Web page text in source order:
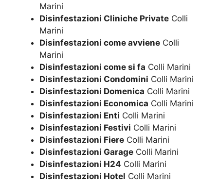
Marini
Disinfestazioni Cliniche Private Colli
Marini
Disinfestazioni come avviene Colli
Marini
Disinfestazioni come si fa Colli Marini
Disinfestazioni Condomini Colli Marini
Disinfestazioni Domenica Colli Marini
Disinfestazioni Economica Colli Marini
Disinfestazioni Enti Colli Marini
Disinfestazioni Festivi Colli Marini
Disinfestazioni Fiere Colli Marini
Disinfestazioni Garage Colli Marini
Disinfestazioni H24 Colli Marini
Disinfestazioni Hotel Colli Marini